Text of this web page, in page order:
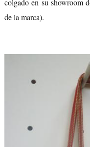
colgado en su showroom
de la marca).